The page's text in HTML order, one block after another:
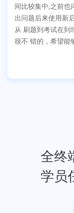
间比较集中,之前也
出问题后来使用新
从 刷题到考试在到
很不 错的，希望能
全终
学员